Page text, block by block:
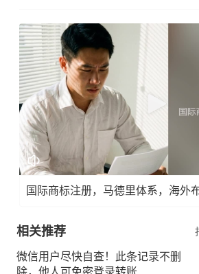
国际商标注册，马德里体系，海外
相关推荐
微信用户尽快自查！此条记录不删
除，他人可免密登录转账